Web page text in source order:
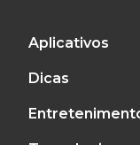
Aplicativos
Dicas